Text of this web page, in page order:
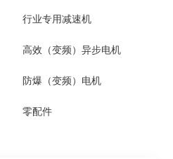
行业专用减速机
高效（变频）异步电机
防爆（变频）电机
零配件